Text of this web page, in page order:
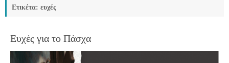
Ετικέτα: ευχές
Ευχές για το Πάσχα